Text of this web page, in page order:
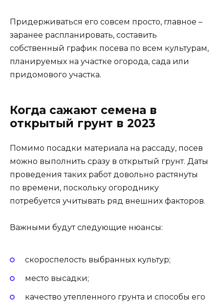
Придерживаться его совсем просто, главное –
заранее распланировать, составить
собственный график посева по всем культурам,
планируемых на участке огорода, сада или
придомового участка.
Когда сажают семена в
открытый грунт в 2023
Помимо посадки материала на рассаду, посев
можно выполнить сразу в открытый грунт. Даты
проведения таких работ довольно растянуты
по времени, поскольку огороднику
потребуется учитывать ряд внешних факторов.
Важными будут следующие нюансы:
скороспелость выбранных культур;
место высадки;
качество утепленного грунта и способы его